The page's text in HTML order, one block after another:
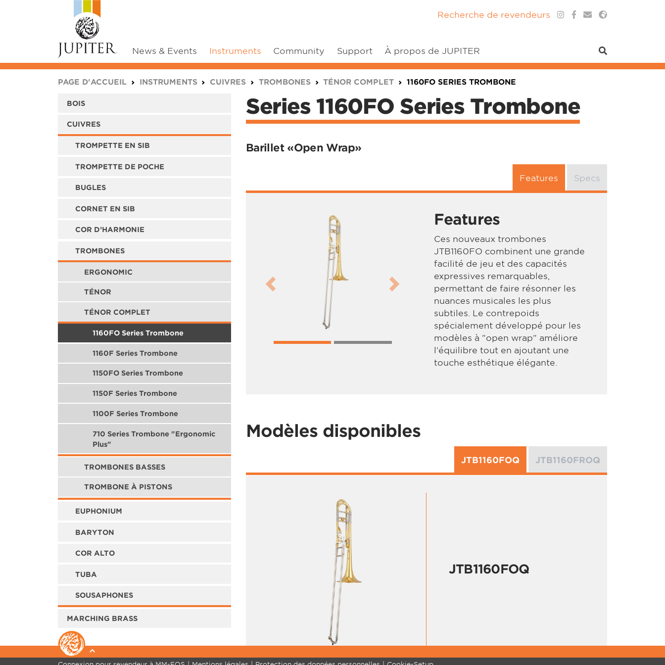
News & Events Instruments Community Support À propos de JUPITER
Recherche de revendeurs
PAGE D'ACCUEIL INSTRUMENTS CUIVRES TROMBONES TÉNOR COMPLET 1160FO SERIES TROMBONE
BOIS
CUIVRES
TROMPETTE EN SIB
TROMPETTE DE POCHE
BUGLES
CORNET EN SIB
COR D’HARMONIE
TROMBONES
ERGONOMIC
TÉNOR
TÉNOR COMPLET
1160FO Series Trombone
1160F Series Trombone
1150FO Series Trombone
1150F Series Trombone
1100F Series Trombone
710 Series Trombone "Ergonomic
Plus"
TROMBONES BASSES
TROMBONE À PISTONS
EUPHONIUM
BARYTON
COR ALTO
TUBA
SOUSAPHONES
MARCHING BRASS
Series 1160FO Series Trombone
Barillet «Open Wrap»
Features Specs
Features
Ces nouveaux trombones
JTB1160FO combinent une grande
facilité de jeu et des capacités
expressives remarquables,
permettant de faire résonner les
nuances musicales les plus
subtiles. Le contrepoids
spécialement développé pour les
modèles à "open wrap" améliore
l'équilibre tout en ajoutant une
touche esthétique élégante.
Previous Next
Modèles disponibles
JTB1160FOQ JTB1160FROQ
JTB1160FOQ